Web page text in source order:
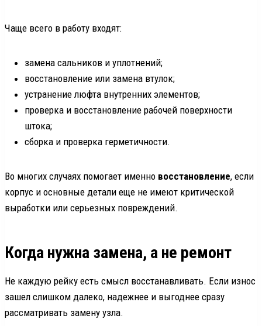
Чаще всего в работу входят:
замена сальников и уплотнений;
восстановление или замена втулок;
устранение люфта внутренних элементов;
проверка и восстановление рабочей поверхности
штока;
сборка и проверка герметичности.
Во многих случаях помогает именно восстановление, если
корпус и основные детали еще не имеют критической
выработки или серьезных повреждений.
Когда нужна замена, а не ремонт
Не каждую рейку есть смысл восстанавливать. Если износ
зашел слишком далеко, надежнее и выгоднее сразу
рассматривать замену узла.